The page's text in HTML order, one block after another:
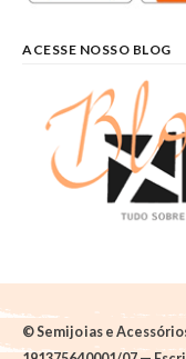
ACESSE NOSSO BLOG
© Semijoias e